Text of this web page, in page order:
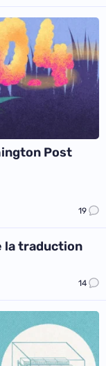
Post
19
la traduction
14